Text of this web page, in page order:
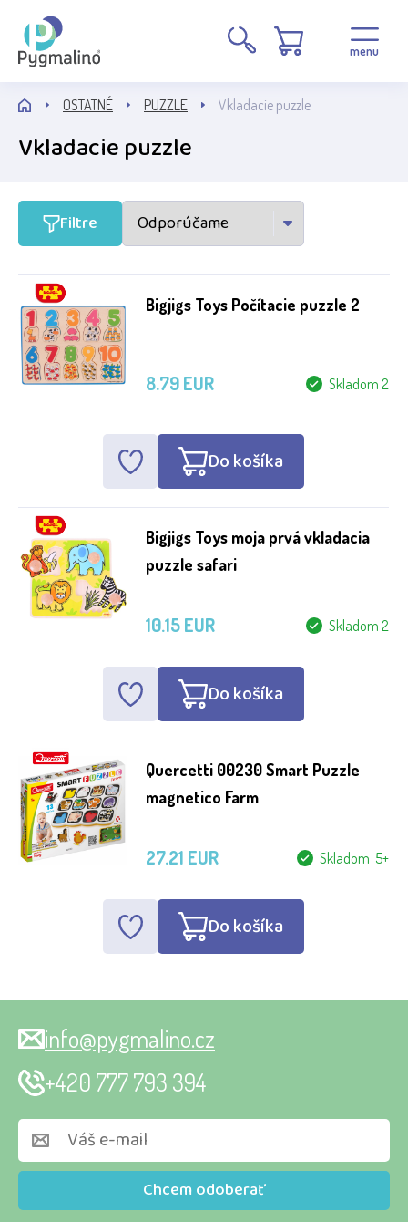
menu
Cena
Stav
Běžné zboží
Výrobca
Bigjigs Toys
od 1 roku
OSTATNÉ PUZZLE Vkladacie puzzle
Vkladacie puzzle
Filtre
Bigjigs Toys Počítacie puzzle 2
Skladom 2
8.79 EUR
Do košíka
Bigjigs Toys moja prvá vkladacia
puzzle safari
Skladom 2
10.15 EUR
Do košíka
Quercetti 00230 Smart Puzzle
magnetico Farm
Skladom 5+
27.21 EUR
Do košíka
Chcem odoberať
info@pygmalino.cz
+420 777 793 394